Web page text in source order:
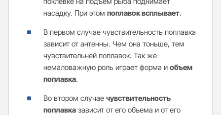
насадку. При этом поплавок всплывает.
В первом случае чувствительность поплавка
зависит от антенны. Чем она тоньше, тем
чувствительней поплавок. Так же
немаловажную роль играет форма и объем
поплавка.
Во втором случае чувствительность
поплавка зависит от его объема и от его